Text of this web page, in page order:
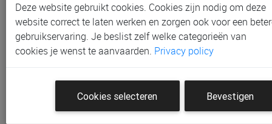
Gent, Sint-Niklaas en Waregem
Gratis verzending vanaf € 80 *
Productinformatie & specificaties
Voorraad bij Paradisio
Klantenbeoordelingen
Deze website gebruikt cookies. Cookies zijn nodig om deze
website correct te laten werken en zorgen ook voor een
gebruikservaring. Je beslist zelf welke categorieën van
cookies je wenst te aanvaarden. Privacy policy
Cookies selecteren Bevestigen